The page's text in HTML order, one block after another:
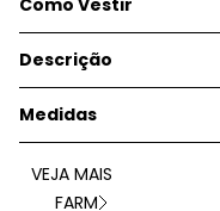
Descrição
Medidas
VEJA MAIS
FARM